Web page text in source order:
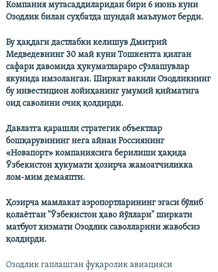
Компания мутасаддиларидан бири 6 июнь куни
Озодлик билан суҳбатда шундай маълумот берди.
Бу ҳақдаги дастлабки келишув Дмитрий
Медведевнинг 30 май куни Тошкентга қилган
сафари давомида ҳукуматлараро сўзлашувлар
якунида имзоланган. Ширкат вакили Озодликнинг
бу инвестицион лойиҳанинг умумий қийматига
оид саволини очиқ қолдирди.
Давлатга қарашли стратегик объектлар
бошқарувининг нега айнан Россиянинг
«Новапорт» компаниясига берилиши ҳақида
Ўзбекистон ҳукумати ҳозирча жамоатчиликка
лом-мим демаяпти.
Ҳозирча мамлакат аэропортларининг эгаси бўлиб
қолаëтган "Ўзбекистон ҳаво йўллари" ширкати
матбуот хизмати Озодлик саволларини жавобсиз
қолдирди.
Озодлик гаплашган фуқаролик авиацияси